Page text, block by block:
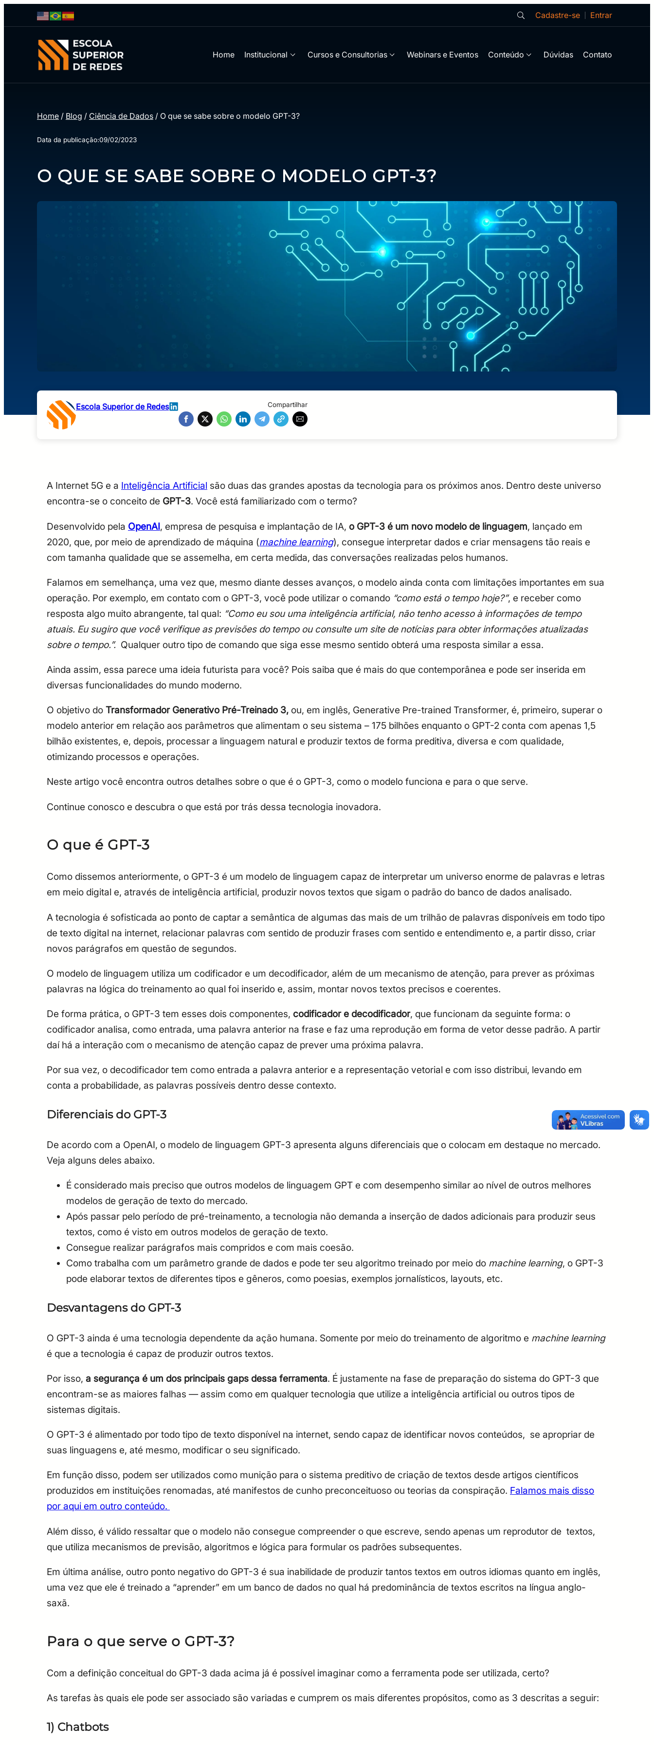
Cadastre-se Entrar
Home Institucional Cursos e Consultorias Webinars e Eventos Conteúdo Dúvidas Contato
Digite sua senha Confirme a senha
Home / Blog / Ciência de Dados / O que se sabe sobre o modelo GPT-3?
Data da publicação:09/02/2023
O QUE SE SABE SOBRE O MODELO GPT-3?
Escola Superior de Redes Compartilhar
A Internet 5G e a Inteligência Artificial são duas das grandes apostas da tecnologia para os próximos anos. Dentro deste universo
encontra-se o conceito de GPT-3. Você está familiarizado com o termo?
Desenvolvido pela OpenAI, empresa de pesquisa e implantação de IA, o GPT-3 é um novo modelo de linguagem, lançado em
2020, que, por meio de aprendizado de máquina (machine learning), consegue interpretar dados e criar mensagens tão reais e
com tamanha qualidade que se assemelha, em certa medida, das conversações realizadas pelos humanos.
Falamos em semelhança, uma vez que, mesmo diante desses avanços, o modelo ainda conta com limitações importantes em sua
operação. Por exemplo, em contato com o GPT-3, você pode utilizar o comando “como está o tempo hoje?”, e receber como
resposta algo muito abrangente, tal qual: “Como eu sou uma inteligência artificial, não tenho acesso à informações de tempo
atuais. Eu sugiro que você verifique as previsões do tempo ou consulte um site de notícias para obter informações atualizadas
sobre o tempo.”. Qualquer outro tipo de comando que siga esse mesmo sentido obterá uma resposta similar a essa.
Ainda assim, essa parece uma ideia futurista para você? Pois saiba que é mais do que contemporânea e pode ser inserida em
diversas funcionalidades do mundo moderno.
O objetivo do Transformador Generativo Pré-Treinado 3, ou, em inglês, Generative Pre-trained Transformer, é, primeiro, superar o
modelo anterior em relação aos parâmetros que alimentam o seu sistema – 175 bilhões enquanto o GPT-2 conta com apenas 1,5
bilhão existentes, e, depois, processar a linguagem natural e produzir textos de forma preditiva, diversa e com qualidade,
otimizando processos e operações.
Neste artigo você encontra outros detalhes sobre o que é o GPT-3, como o modelo funciona e para o que serve.
Continue conosco e descubra o que está por trás dessa tecnologia inovadora.
O que é GPT-3
Como dissemos anteriormente, o GPT-3 é um modelo de linguagem capaz de interpretar um universo enorme de palavras e letras
em meio digital e, através de inteligência artificial, produzir novos textos que sigam o padrão do banco de dados analisado.
A tecnologia é sofisticada ao ponto de captar a semântica de algumas das mais de um trilhão de palavras disponíveis em todo tipo
de texto digital na internet, relacionar palavras com sentido de produzir frases com sentido e entendimento e, a partir disso, criar
novos parágrafos em questão de segundos.
O modelo de linguagem utiliza um codificador e um decodificador, além de um mecanismo de atenção, para prever as próximas
palavras na lógica do treinamento ao qual foi inserido e, assim, montar novos textos precisos e coerentes.
De forma prática, o GPT-3 tem esses dois componentes, codificador e decodificador, que funcionam da seguinte forma: o
codificador analisa, como entrada, uma palavra anterior na frase e faz uma reprodução em forma de vetor desse padrão. A partir
daí há a interação com o mecanismo de atenção capaz de prever uma próxima palavra.
Por sua vez, o decodificador tem como entrada a palavra anterior e a representação vetorial e com isso distribui, levando em
conta a probabilidade, as palavras possíveis dentro desse contexto.
Diferenciais do GPT-3
De acordo com a OpenAI, o modelo de linguagem GPT-3 apresenta alguns diferenciais que o colocam em destaque no mercado.
Veja alguns deles abaixo.
É considerado mais preciso que outros modelos de linguagem GPT e com desempenho similar ao nível de outros melhores
modelos de geração de texto do mercado.
Após passar pelo período de pré-treinamento, a tecnologia não demanda a inserção de dados adicionais para produzir seus
textos, como é visto em outros modelos de geração de texto.
Consegue realizar parágrafos mais compridos e com mais coesão.
Como trabalha com um parâmetro grande de dados e pode ter seu algoritmo treinado por meio do machine learning, o GPT-3
pode elaborar textos de diferentes tipos e gêneros, como poesias, exemplos jornalísticos, layouts, etc.
Desvantagens do GPT-3
O GPT-3 ainda é uma tecnologia dependente da ação humana. Somente por meio do treinamento de algoritmo e machine learning
é que a tecnologia é capaz de produzir outros textos.
Por isso, a segurança é um dos principais gaps dessa ferramenta. É justamente na fase de preparação do sistema do GPT-3 que
encontram-se as maiores falhas — assim como em qualquer tecnologia que utilize a inteligência artificial ou outros tipos de
sistemas digitais.
O GPT-3 é alimentado por todo tipo de texto disponível na internet, sendo capaz de identificar novos conteúdos, se apropriar de
suas linguagens e, até mesmo, modificar o seu significado.
Em função disso, podem ser utilizados como munição para o sistema preditivo de criação de textos desde artigos científicos
produzidos em instituições renomadas, até manifestos de cunho preconceituoso ou teorias da conspiração. Falamos mais disso
por aqui em outro conteúdo.
Além disso, é válido ressaltar que o modelo não consegue compreender o que escreve, sendo apenas um reprodutor de textos,
que utiliza mecanismos de previsão, algoritmos e lógica para formular os padrões subsequentes.
Em última análise, outro ponto negativo do GPT-3 é sua inabilidade de produzir tantos textos em outros idiomas quanto em inglês,
uma vez que ele é treinado a “aprender” em um banco de dados no qual há predominância de textos escritos na língua anglo-
saxã.
Para o que serve o GPT-3?
Com a definição conceitual do GPT-3 dada acima já é possível imaginar como a ferramenta pode ser utilizada, certo?
As tarefas às quais ele pode ser associado são variadas e cumprem os mais diferentes propósitos, como as 3 descritas a seguir:
1) Chatbots